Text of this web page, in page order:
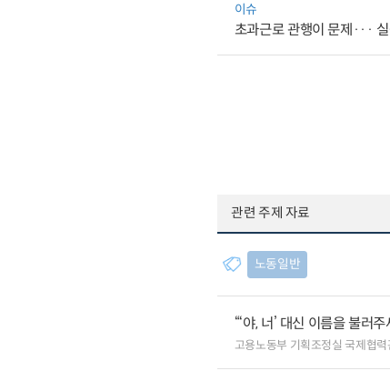
이슈
초과근로 관행이 문제···
관련 주제 자료
노동일반
“‘야, 너’ 대신 이름을 불러
고용노동부 기획조정실 국제협